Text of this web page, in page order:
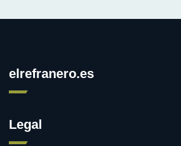
elrefranero.es
Legal